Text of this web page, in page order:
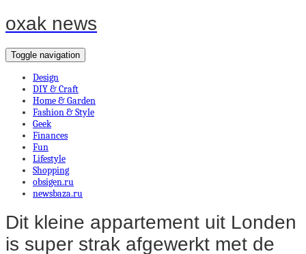
oxak news
Toggle navigation
Design
DIY & Craft
Home & Garden
Fashion & Style
Geek
Finances
Fun
Lifestyle
Shopping
obsigen.ru
newsbaza.ru
Dit kleine appartement uit Londen
is super strak afgewerkt met de